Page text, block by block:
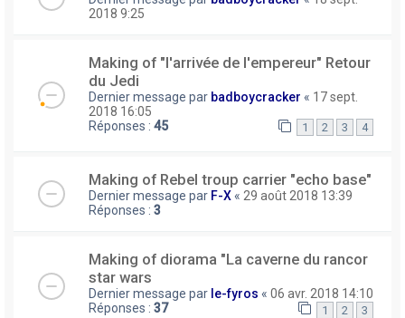
2018 9:25
Making of "l'arrivée de l'empereur" Retour
du Jedi
Dernier message par badboycracker « 17 sept.
2018 16:05
Réponses : 45 1 2 3 4
Making of Rebel troup carrier "echo base"
Dernier message par F-X « 29 août 2018 13:39
Réponses : 3
Making of diorama "La caverne du rancor
star wars
Dernier message par le-fyros « 06 avr. 2018 14:10
Réponses : 37 1 2 3